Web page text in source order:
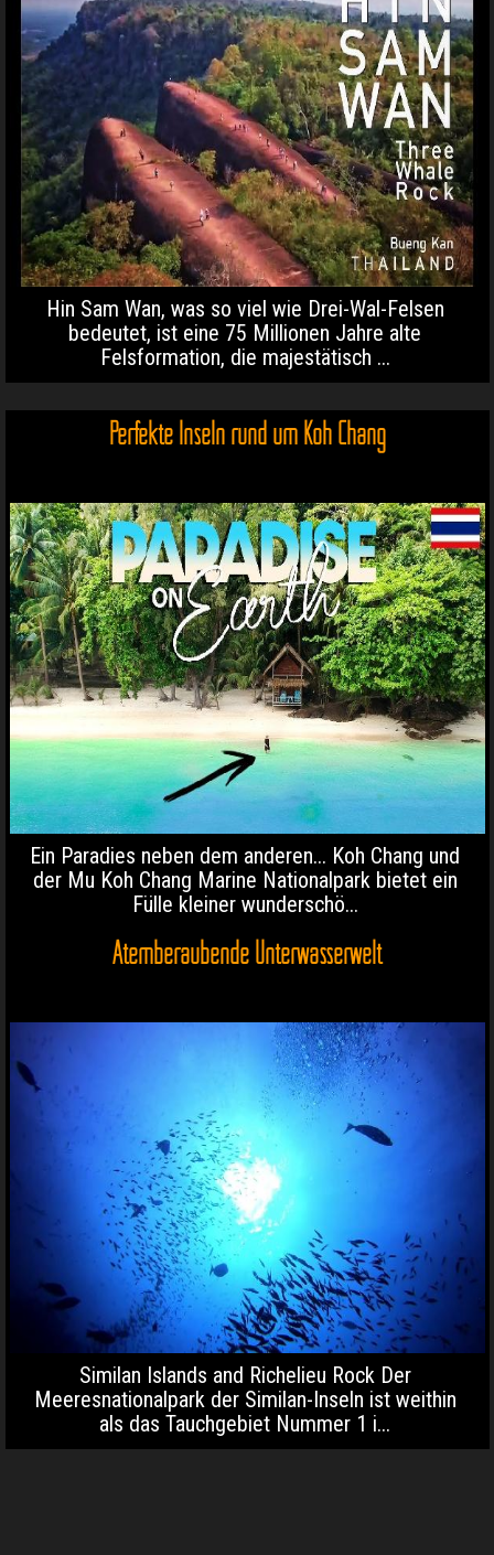
Hin Sam Wan, was so viel wie Drei-Wal-Felsen
bedeutet, ist eine 75 Millionen Jahre alte
Felsformation, die majestätisch ...
Perfekte Inseln rund um Koh Chang
Ein Paradies neben dem anderen... Koh Chang und
der Mu Koh Chang Marine Nationalpark bietet ein
Fülle kleiner wunderschö...
Atemberaubende Unterwasserwelt
Similan Islands and Richelieu Rock Der
Meeresnationalpark der Similan-Inseln ist weithin
als das Tauchgebiet Nummer 1 i...